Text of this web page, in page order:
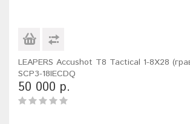
LEAPERS Accushot T8 Tactical 1-8X28
SCP3-18IECDQ
50 000 р.